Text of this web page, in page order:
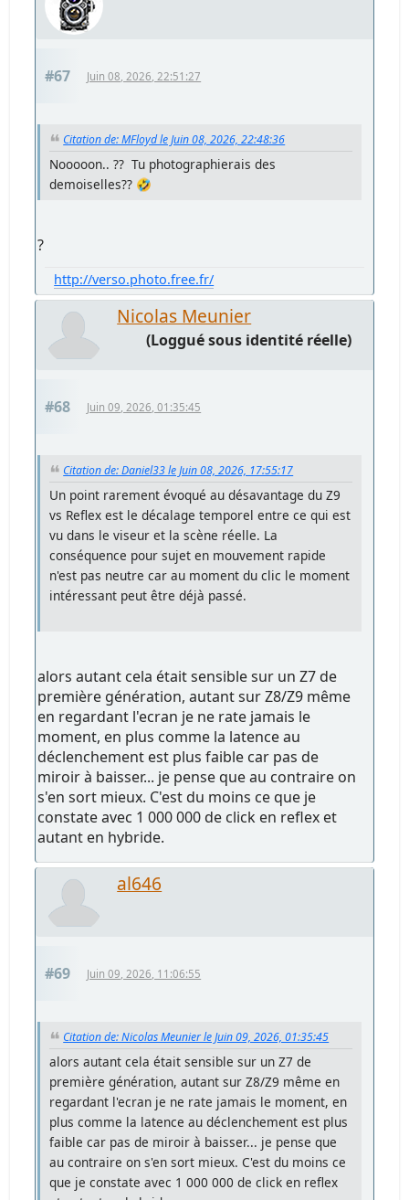
#67 Juin 08, 2026, 22:51:27
Citation de: MFloyd le Juin 08, 2026, 22:48:36
Nooooon.. ?? Tu photographierais des
demoiselles?? 🤣
?
http://verso.photo.free.fr/
Nicolas Meunier
(Loggué sous identité réelle)
#68 Juin 09, 2026, 01:35:45
Citation de: Daniel33 le Juin 08, 2026, 17:55:17
Un point rarement évoqué au désavantage du Z9
vs Reflex est le décalage temporel entre ce qui est
vu dans le viseur et la scène réelle. La
conséquence pour sujet en mouvement rapide
n'est pas neutre car au moment du clic le moment
intéressant peut être déjà passé.
alors autant cela était sensible sur un Z7 de
première génération, autant sur Z8/Z9 même
en regardant l'ecran je ne rate jamais le
moment, en plus comme la latence au
déclenchement est plus faible car pas de
miroir à baisser... je pense que au contraire on
s'en sort mieux. C'est du moins ce que je
constate avec 1 000 000 de click en reflex et
autant en hybride.
al646
#69 Juin 09, 2026, 11:06:55
Citation de: Nicolas Meunier le Juin 09, 2026, 01:35:45
alors autant cela était sensible sur un Z7 de
première génération, autant sur Z8/Z9 même en
regardant l'ecran je ne rate jamais le moment, en
plus comme la latence au déclenchement est plus
faible car pas de miroir à baisser... je pense que
au contraire on s'en sort mieux. C'est du moins ce
que je constate avec 1 000 000 de click en reflex